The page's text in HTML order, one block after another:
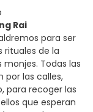
Rai
para ser
rituales de la
Todas las
por las calles,
para recoger las
que esperan